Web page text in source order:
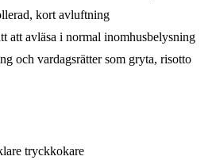
kort avluftning
att avläsa i normal inomhusbelysning
och vardagsrätter som gryta, risotto
tryckkokare